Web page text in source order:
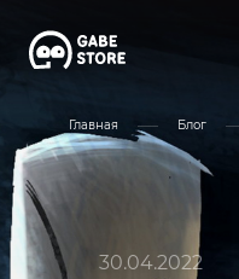
Главная Блог
30.04.2022